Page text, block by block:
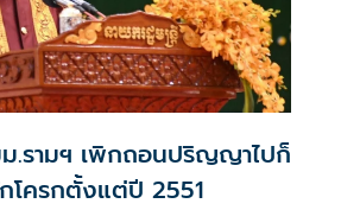
ม.รามฯ เพิกถอนปริญญาไปก็
โครกตั้งแต่ปี 2551